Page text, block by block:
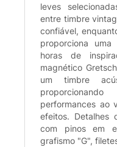
leves
entre timbre
confiável,
proporciona
horas de
magnético
um timbre
performances ao
efeitos. Detalhes
com pinos em
grafismo "G",